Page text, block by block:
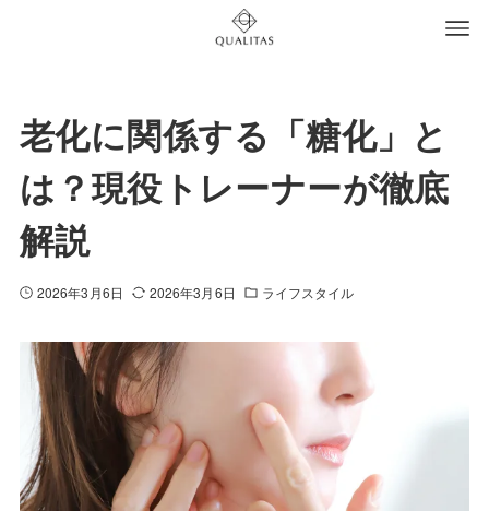
老化に関係する「糖化」と
は？現役トレーナーが徹底
解説
2026年3月6日 2026年3月6日 ライフスタイル